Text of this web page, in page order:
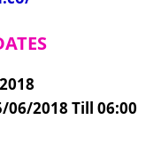
06/2018 Till 06:00